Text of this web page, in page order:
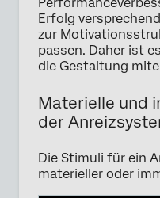
Erfolg
zur
passen. Daher ist
die Gestaltung
Materielle und
der
Die Stimuli für ein
materieller oder